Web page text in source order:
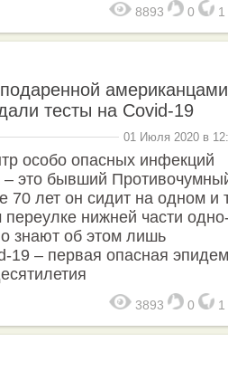
8893 0 1
американцами
тесты на Covid-19
01 Июля 2020 в
особо опасных инфекций
это бывший
70 лет он сидит на одном и
переулке нижней части
знают об этом лишь
19 – первая опасная
3893 0 1